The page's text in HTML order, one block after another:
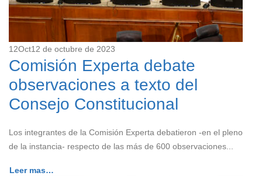
12Oct12 de octubre de 2023
Comisión Experta debate
observaciones a texto del
Consejo Constitucional
Los integrantes de la Comisión Experta debatieron -en el pleno
de la instancia- respecto de las más de 600 observaciones...
Leer mas…